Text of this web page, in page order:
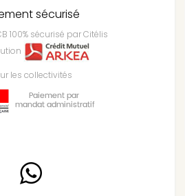
sécurisé
100% sécurisé par Citélis
les collectivités